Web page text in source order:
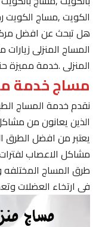
الكويت ,مساج الكويت
هل تبحث عن افضل مركز
المساج المنزلى زيارات
المنزلى .خدمة مميزة حتى
مساج خدمة منازل ٢٤ ساعة
نقدم خدمة المساج
الذين يعانون من
يعتبر من افضل الطرق
مشاكل الاعصاب لفترات
طرق المساج المختلفه
فى ارتخاء العضلات